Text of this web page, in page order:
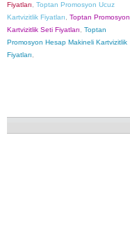
Fiyatları
Toptan Promosyon Ucuz
Kartvizitlik Fiyatları
Toptan Promosyon
Kartvizitlik Seti Fiyatları
Toptan
Promosyon Hesap Makineli Kartvizitlik
Fiyatları